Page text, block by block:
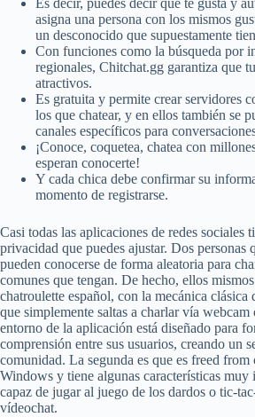
Es decir, puedes decir qué te gusta y
asigna una persona con los mismos
un desconocido que supuestamente
Con funciones como la búsqueda por
regionales, Chitchat.gg garantiza que
atractivos.
Es gratuita y permite crear servidores
los que chatear, y en ellos también se
canales específicos para
¡Conoce, coquetea, chatea con
esperan conocerte!
Y cada chica debe confirmar su
momento de registrarse.
Casi todas las aplicaciones de redes sociales
privacidad que puedes ajustar. Dos personas
pueden conocerse de forma aleatoria para
comunes que tengan. De hecho, ellos
chatroulette español, con la mecánica clásica
que simplemente saltas a charlar vía
entorno de la aplicación está diseñado para
comprensión entre sus usuarios, creando un
comunidad. La segunda es que es freed
Windows y tiene algunas características muy
capaz de jugar al juego de los dardos o tic-
vídeochat.